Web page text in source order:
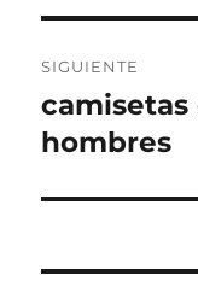
SIGUIENTE
Entrada
siguiente:
hombres